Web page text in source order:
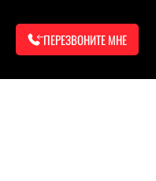
ПЕРЕЗВОНИТЕ МНЕ